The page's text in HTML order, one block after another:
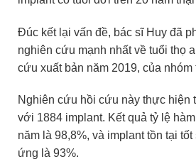
Đúc kết lại vấn đề, bác sĩ Huy đã
nghiên cứu mạnh nhất về tuổi thọ
cứu xuất bản năm 2019, của
Nghiên cứu hồi cứu này thực hiện
với 1884 implant. Kết quả tỷ lệ
năm là 98,8%, và implant tồn tại
ứng là 93%.